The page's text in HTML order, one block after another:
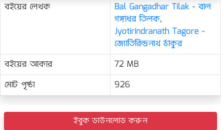
বইয়ের লেখক
Bal Gangadhar Tilak - বাল
গঙ্গাধর তিলক,
Jyotirindranath Tagore -
জ্যোতিরিন্দ্রনাথ ঠাকুর
বইয়ের আকার
72 MB
মোট পৃষ্ঠা
926
ইবুক ডাউনলোড করুন